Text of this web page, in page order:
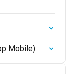
Mobile)